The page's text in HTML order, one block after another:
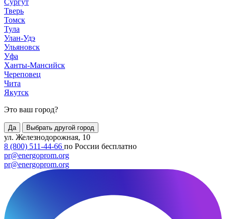
Сургут
Тверь
Томск
Тула
Улан-Удэ
Ульяновск
Уфа
Ханты-Мансийск
Череповец
Чита
Якутск
Это ваш город?
Да Выбрать другой город
ул. Железнодорожная, 10
8 (800) 511-44-66 по России бесплатно
pr@energoprom.org
pr@energoprom.org